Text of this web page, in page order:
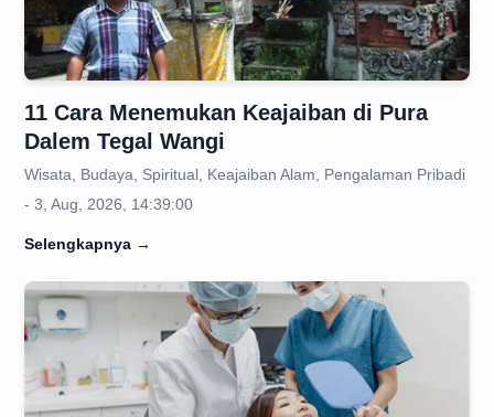
11 Cara Menemukan Keajaiban di Pura
Dalem Tegal Wangi
Wisata, Budaya, Spiritual, Keajaiban Alam, Pengalaman Pribadi
- 3, Aug, 2026, 14:39:00
Selengkapnya →